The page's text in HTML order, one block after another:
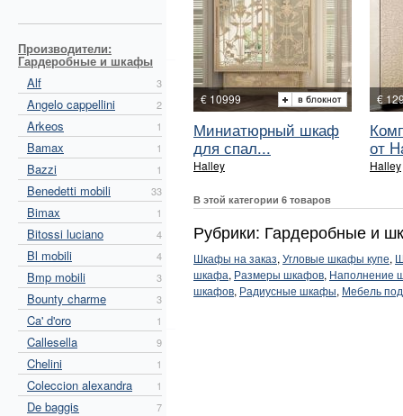
Производители:
Гардеробные и шкафы
Alf
3
Angelo cappellini 2
Arkeos 1
Bamax 1
Bazzi 1
Benedetti mobili 33
Bimax 1
Bitossi luciano 4
Bl mobili 4
Bmp mobili 3
Bounty charme 3
Ca' d'oro 1
Callesella 9
Chelini 1
Coleccion alexandra 1
De baggis 7
€ 10999
Миниатюрный шкаф
для спал...
Halley
€
от
Halley
В этой категории 6 товаров
Рубрики: Гардеробные и
Шкафы на заказ, Угловые шкафы купе,
шкафа, Размеры шкафов, Наполнение
шкафов, Радиусные шкафы, Мебель